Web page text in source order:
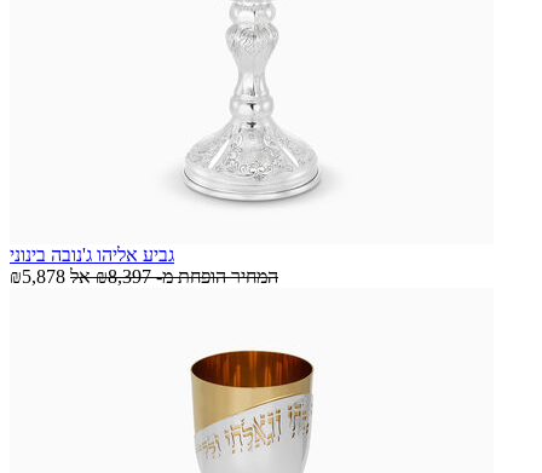
גביע אליהו ג'נובה בינוני
₪5,878
המחיר הופחת מ-₪8,397 אל